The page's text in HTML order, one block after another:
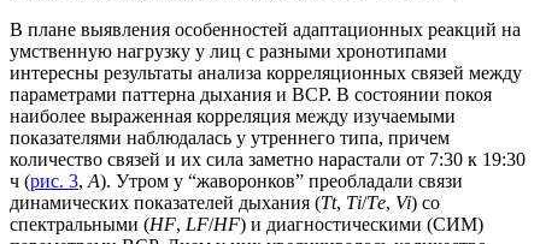
В плане выявления особенностей адаптационных реакций на
умственную нагрузку у лиц с разными хронотипами
интересны результаты анализа корреляционных связей между
параметрами паттерна дыхания и ВСР. В состоянии покоя
наиболее выраженная корреляция между изучаемыми
показателями наблюдалась у утреннего типа, причем
количество связей и их сила заметно нарастали от 7:30 к 19:30
ч (рис. 3, А). Утром у “жаворонков” преобладали связи
динамических показателей дыхания (Тt, Тi/Тe, Vi) со
спектральными (HF, LF/HF) и диагностическими (СИМ)